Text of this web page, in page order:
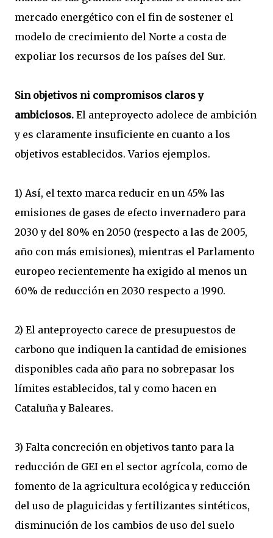
mercado energético con el fin de sostener el
modelo de crecimiento del Norte a costa de
expoliar los recursos de los países del Sur.
Sin objetivos ni compromisos claros y
ambiciosos. El anteproyecto adolece de ambición
y es claramente insuficiente en cuanto a los
objetivos establecidos. Varios ejemplos.
1) Así, el texto marca reducir en un 45% las
emisiones de gases de efecto invernadero para
2030 y del 80% en 2050 (respecto a las de 2005,
año con más emisiones), mientras el Parlamento
europeo recientemente ha exigido al menos un
60% de reducción en 2030 respecto a 1990.
2) El anteproyecto carece de presupuestos de
carbono que indiquen la cantidad de emisiones
disponibles cada año para no sobrepasar los
límites establecidos, tal y como hacen en
Cataluña y Baleares.
3) Falta concreción en objetivos tanto para la
reducción de GEI en el sector agrícola, como de
fomento de la agricultura ecológica y reducción
del uso de plaguicidas y fertilizantes sintéticos,
disminución de los cambios de uso del suelo